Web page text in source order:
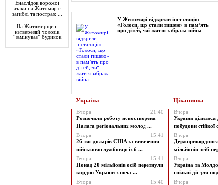
Внаслідок ворожої
атаки на Житомир є
загиблі та постраж ...
На Житомирщині
нетверезий чоловік
“замінував” будинок
У Житомирі відкрили інсталяцію
«Голоси, що стали тишею» в пам’ять
про дітей, чиї життя забрала війна
Україна Цікавинка
Вчора
21:40
Розпочала роботу новостворена
Палата регіональних молод ...
Вчора
15:41
26 тис доларів США за вивезення
військовослужбовця із б ...
Вчора
15:41
Понад 20 мільйонів осіб перетнули
кордон України з поча ...
Вчора
15:40
Вчора
Україна ділиться
побудови стійкої
Вчора
мільйонів осіб
Вчора
Україна та
спільні дії для
Вчора